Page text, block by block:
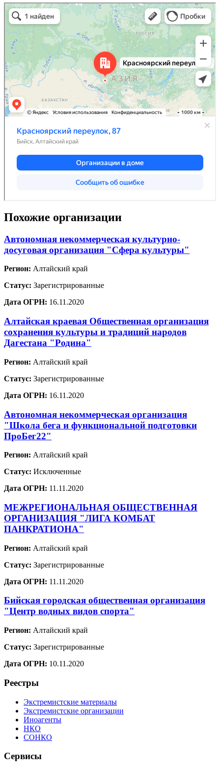
Похожие организации
Автономная некоммерческая культурно-
досуговая организация "Сфера культуры"
Регион: Алтайский край
Статус: Зарегистрированные
Дата ОГРН: 16.11.2020
Алтайская краевая Общественная организация
сохранения культуры и традиций народов
Дагестана "Родина"
Регион: Алтайский край
Статус: Зарегистрированные
Дата ОГРН: 16.11.2020
Автономная некоммерческая организация
"Школа бега и функциональной подготовки
ПроБег22"
Регион: Алтайский край
Статус: Исключенные
Дата ОГРН: 11.11.2020
МЕЖРЕГИОНАЛЬНАЯ ОБЩЕСТВЕННАЯ
ОРГАНИЗАЦИЯ "ЛИГА КОМБАТ
ПАНКРАТИОНА"
Регион: Алтайский край
Статус: Зарегистрированные
Дата ОГРН: 11.11.2020
Бийская городская общественная организация
"Центр водных видов спорта"
Регион: Алтайский край
Статус: Зарегистрированные
Дата ОГРН: 10.11.2020
Реестры
Экстремистские материалы
Экстремистские организации
Иноагенты
НКО
СОНКО
Сервисы